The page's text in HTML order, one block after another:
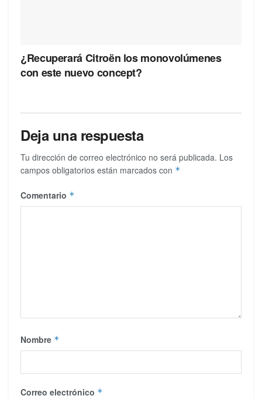
¿Recuperará Citroën los monovolúmenes
con este nuevo concept?
Deja una respuesta
Tu dirección de correo electrónico no será publicada. Los
campos obligatorios están marcados con *
Comentario *
Nombre *
Correo electrónico *